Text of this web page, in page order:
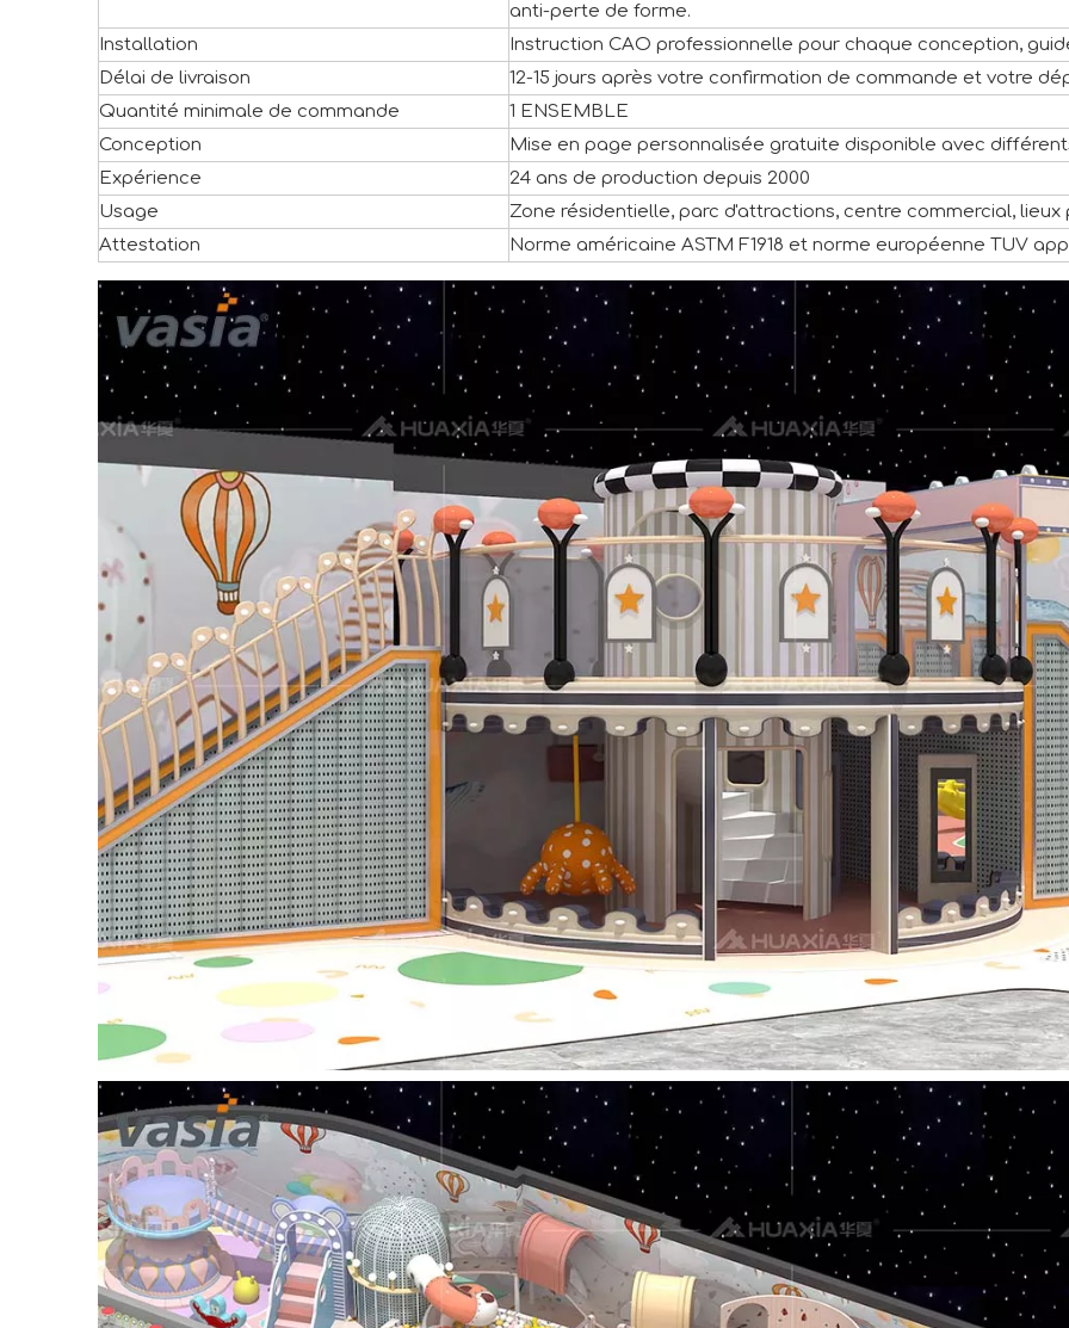
anti-perte de forme.
Installation
Instruction CAO professionnelle pour chaque conception,
Délai de livraison
12-15 jours après votre confirmation de commande et votre
Quantité minimale de commande
1 ENSEMBLE
Conception
Mise en page personnalisée gratuite disponible avec
Expérience
24 ans de production depuis 2000
Usage
Zone résidentielle, parc d'attractions, centre commercial, lieux
Attestation
Norme américaine ASTM F1918 et norme européenne TUV